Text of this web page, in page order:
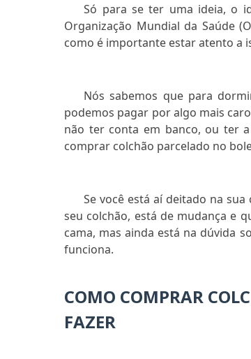
Só para se ter uma ideia, o
Organização Mundial da Saúde
como é importante estar atento a
Nós sabemos que para
podemos pagar por algo mais
não ter conta em banco, ou ter
comprar colchão parcelado no
Se você está aí deitado na
seu colchão, está de mudança e
cama, mas ainda está na dúvida
funciona.
COMO COMPRAR
FAZER